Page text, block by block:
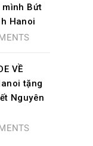
mình Bứt
Hanoi
VỀ
tặng
Nguyên